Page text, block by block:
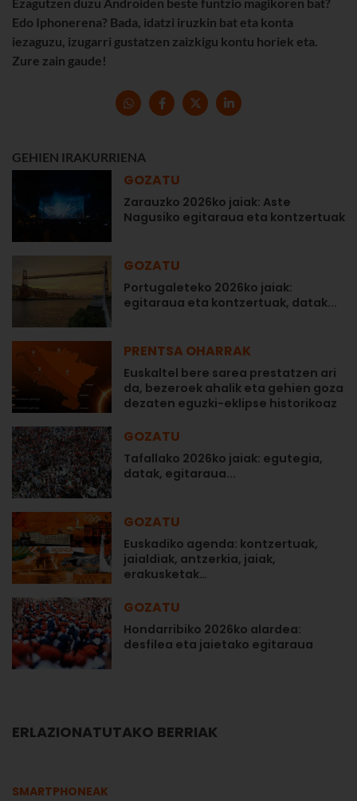
Edo Iphonerena? Bada, idatzi iruzkin bat eta konta
iezaguzu, izugarri gustatzen zaizkigu kontu horiek eta.
Zure zain gaude!
GEHIEN IRAKURRIENA
GOZATU
Zarauzko 2026ko jaiak: Aste
Nagusiko egitaraua eta kontzertuak
GOZATU
Portugaleteko 2026ko jaiak:
egitaraua eta kontzertuak, datak...
PRENTSA OHARRAK
Euskaltel bere sarea prestatzen ari
da, bezeroek ahalik eta gehien goza
dezaten eguzki-eklipse historikoaz
GOZATU
Tafallako 2026ko jaiak: egutegia,
datak, egitaraua...
GOZATU
Euskadiko agenda: kontzertuak,
jaialdiak, antzerkia, jaiak,
erakusketak…
GOZATU
Hondarribiko 2026ko alardea:
desfilea eta jaietako egitaraua
ERLAZIONATUTAKO BERRIAK
SMARTPHONEAK